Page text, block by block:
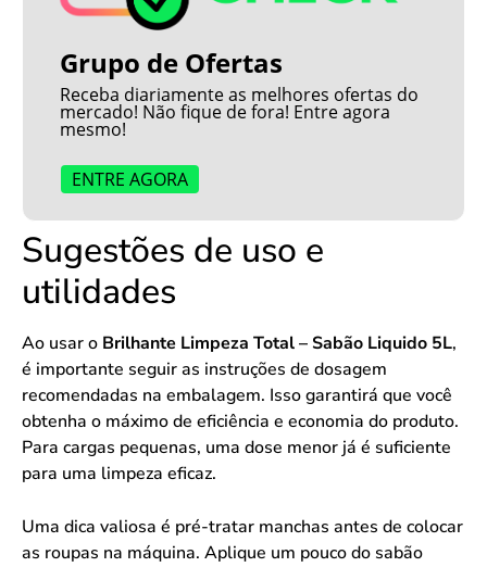
Grupo de Ofertas
Receba diariamente as melhores ofertas do
mercado! Não fique de fora! Entre agora
mesmo!
ENTRE AGORA
Sugestões de uso e
utilidades
Ao usar o Brilhante Limpeza Total – Sabão Liquido 5L,
é importante seguir as instruções de dosagem
recomendadas na embalagem. Isso garantirá que você
obtenha o máximo de eficiência e economia do produto.
Para cargas pequenas, uma dose menor já é suficiente
para uma limpeza eficaz.
Uma dica valiosa é pré-tratar manchas antes de colocar
as roupas na máquina. Aplique um pouco do sabão